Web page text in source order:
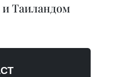
Таиландом